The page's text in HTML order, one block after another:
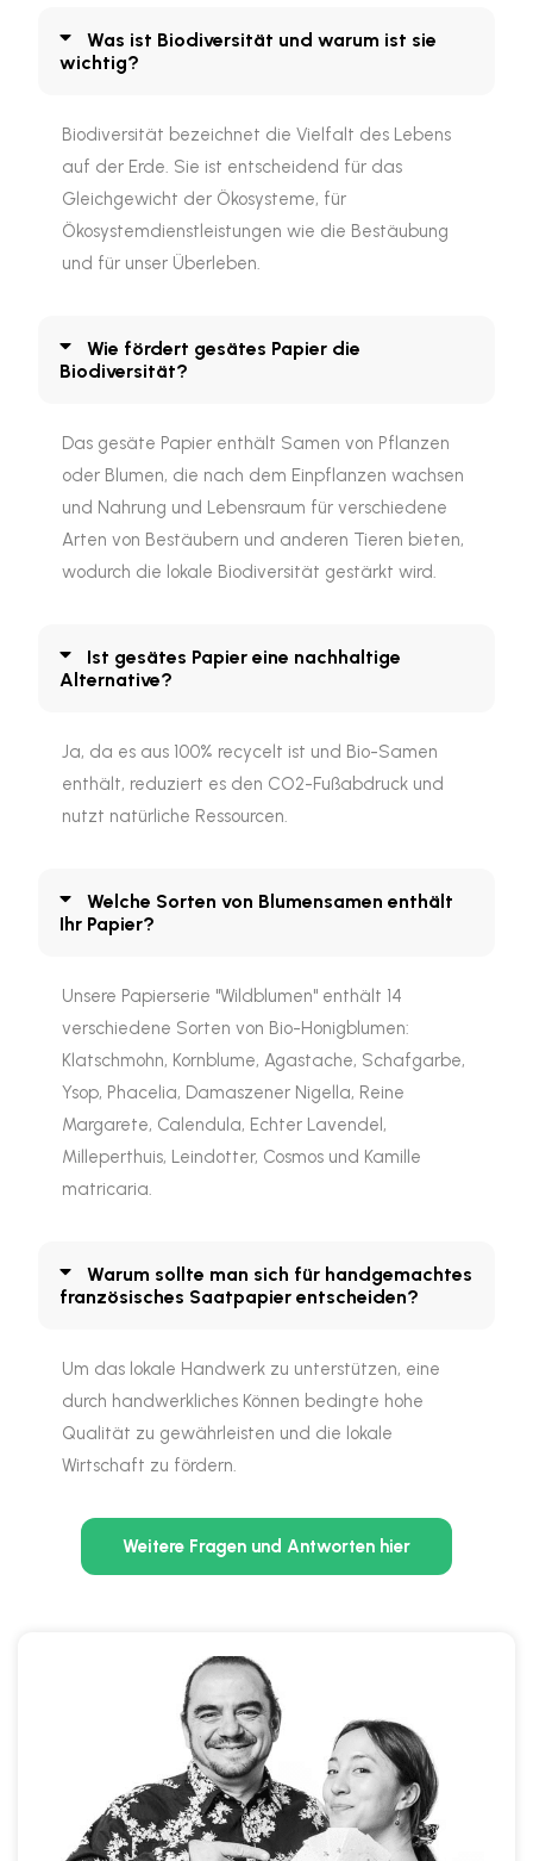
Was ist Biodiversität und warum ist sie
wichtig?
Biodiversität bezeichnet die Vielfalt des Lebens
auf der Erde. Sie ist entscheidend für das
Gleichgewicht der Ökosysteme, für
Ökosystemdienstleistungen wie die Bestäubung
und für unser Überleben.
Wie fördert gesätes Papier die
Biodiversität?
Das gesäte Papier enthält Samen von Pflanzen
oder Blumen, die nach dem Einpflanzen wachsen
und Nahrung und Lebensraum für verschiedene
Arten von Bestäubern und anderen Tieren bieten,
wodurch die lokale Biodiversität gestärkt wird.
Ist gesätes Papier eine nachhaltige
Alternative?
Ja, da es aus 100% recycelt ist und Bio-Samen
enthält, reduziert es den CO2-Fußabdruck und
nutzt natürliche Ressourcen.
Welche Sorten von Blumensamen enthält
Ihr Papier?
Unsere Papierserie "Wildblumen" enthält 14
verschiedene Sorten von Bio-Honigblumen:
Klatschmohn, Kornblume, Agastache, Schafgarbe,
Ysop, Phacelia, Damaszener Nigella, Reine
Margarete, Calendula, Echter Lavendel,
Milleperthuis, Leindotter, Cosmos und Kamille
matricaria.
Warum sollte man sich für handgemachtes
französisches Saatpapier entscheiden?
Um das lokale Handwerk zu unterstützen, eine
durch handwerkliches Können bedingte hohe
Qualität zu gewährleisten und die lokale
Wirtschaft zu fördern.
Weitere Fragen und Antworten hier